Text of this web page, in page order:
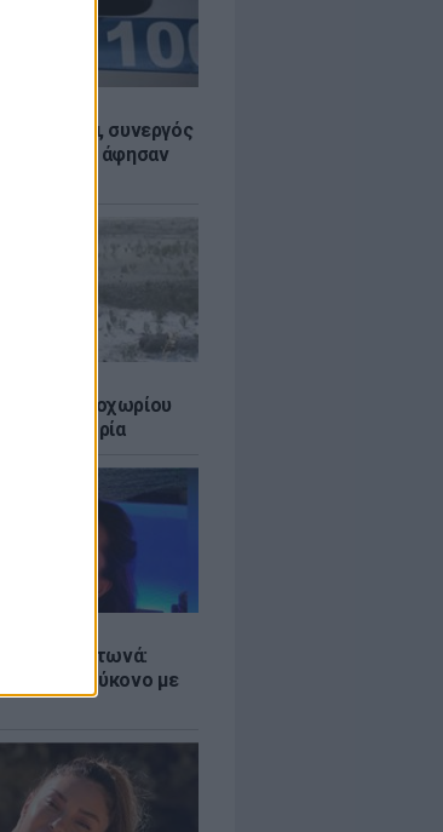
καλώδια, συνεργός
και τον άφησαν
Καλοχωρίου
ανομβρία
Μαρία Αντωνά:
στη Μύκονο με